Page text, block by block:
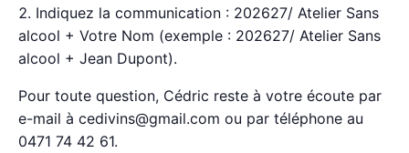
Indiquez la communication : 202627/ Atelier Sans
alcool + Votre Nom (exemple : 202627/ Atelier Sans
alcool + Jean Dupont).
Pour toute question, Cédric reste à votre écoute par
e-mail à cedivins@gmail.com ou par téléphone au
0471 74 42 61.